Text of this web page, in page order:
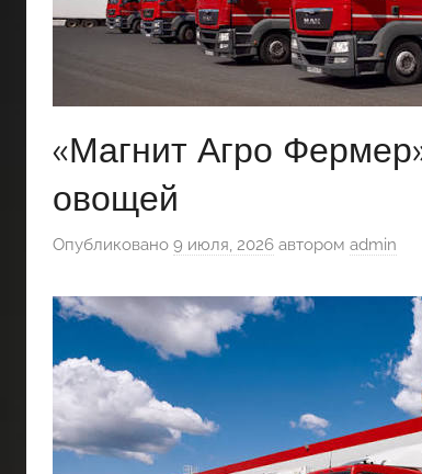
«Магнит Агро
овощей
Опубликовано 9 июля, 2026 автором admin